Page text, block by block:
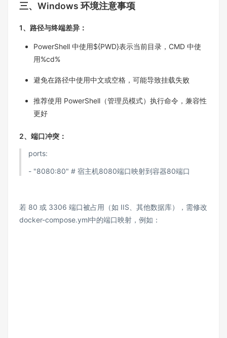
三、Windows 环境注意事项​
1、路径与终端差异：​
PowerShell 中使用${PWD}表示当前目录，CMD 中使
用%cd%​
避免在路径中使用中文或空格，可能导致挂载失败​
推荐使用 PowerShell（管理员模式）执行命令，兼容性
更好​
2、端口冲突：​
ports:
- "8080:80" # 宿主机8080端口映射到容器80端口
若 80 或 3306 端口被占用（如 IIS、其他数据库），需修改
docker-compose.yml中的端口映射，例如：​